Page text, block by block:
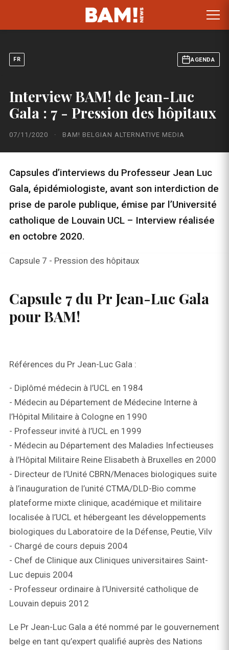
FR AGENDA
Interview BAM! de Jean-Luc
Gala : 7 - Pression des hôpitaux
07/11/2020 · BAM! BELGIAN ALTERNATIVE MEDIA
Capsules d’interviews du Professeur Jean Luc
Gala, épidémiologiste, avant son interdiction de
prise de parole publique, émise par l’Université
catholique de Louvain UCL – Interview réalisée
en octobre 2020.
Capsule 7 - Pression des hôpitaux
Capsule 7 du Pr Jean-Luc Gala
pour BAM!
Références du Pr Jean-Luc Gala :
- Diplômé médecin à l’UCL en 1984
- Médecin au Département de Médecine Interne à
l’Hôpital Militaire à Cologne en 1990
- Professeur invité à l’UCL en 1999
- Médecin au Département des Maladies Infectieuses
à l’Hôpital Militaire Reine Elisabeth à Bruxelles en 2000
- Directeur de l’Unité CBRN/Menaces biologiques suite
à l’inauguration de l’unité CTMA/DLD-Bio comme
plateforme mixte clinique, académique et militaire
localisée à l’UCL et hébergeant les développements
biologiques du Laboratoire de la Défense, Peutie, Vilv
- Chargé de cours depuis 2004
- Chef de Clinique aux Cliniques universitaires Saint-
Luc depuis 2004
- Professeur ordinaire à l’Université catholique de
Louvain depuis 2012
Le Pr Jean-Luc Gala a été nommé par le gouvernement
belge en tant qu’expert qualifié auprès des Nations